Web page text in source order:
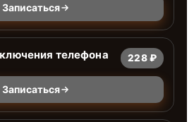
Записаться
телефона 228 ₽
Записаться